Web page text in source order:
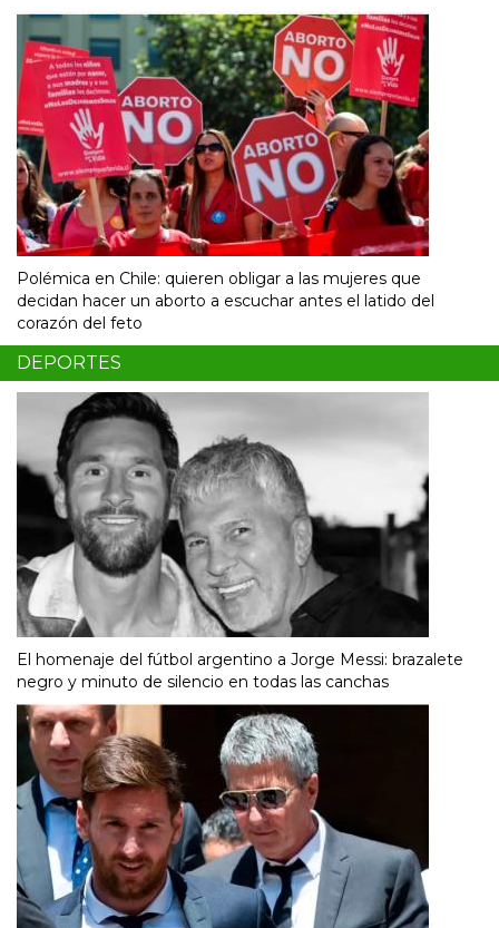
Polémica en Chile: quieren obligar a las mujeres que
decidan hacer un aborto a escuchar antes el latido del
corazón del feto
DEPORTES
El homenaje del fútbol argentino a Jorge Messi: brazalete
negro y minuto de silencio en todas las canchas